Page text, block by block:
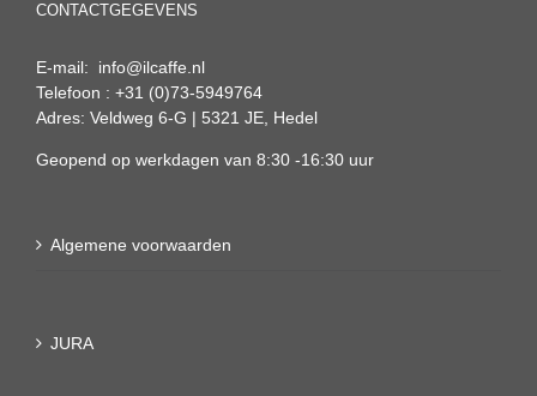
CONTACTGEGEVENS
E-mail: info@ilcaffe.nl
Telefoon : +31 (0)73-5949764
Adres: Veldweg 6-G | 5321 JE, Hedel
Geopend op werkdagen van 8:30 -16:30 uur
Algemene voorwaarden
JURA